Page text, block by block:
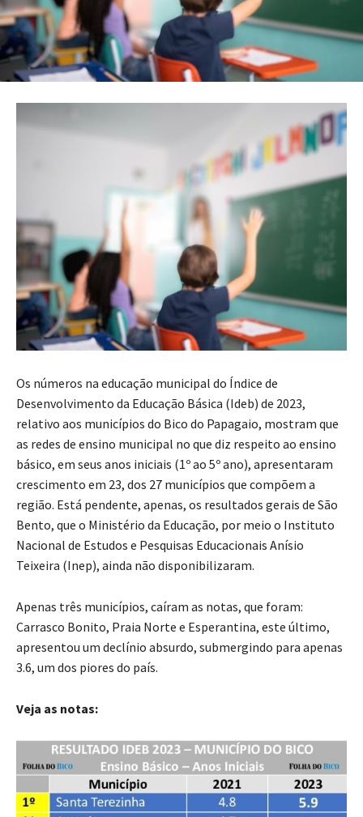
Os números na educação municipal do Índice de
Desenvolvimento da Educação Básica (Ideb) de 2023,
relativo aos municípios do Bico do Papagaio, mostram que
as redes de ensino municipal no que diz respeito ao ensino
básico, em seus anos iniciais (1º ao 5º ano), apresentaram
crescimento em 23, dos 27 municípios que compõem a
região. Está pendente, apenas, os resultados gerais de São
Bento, que o Ministério da Educação, por meio o Instituto
Nacional de Estudos e Pesquisas Educacionais Anísio
Teixeira (Inep), ainda não disponibilizaram.
Apenas três municípios, caíram as notas, que foram:
Carrasco Bonito, Praia Norte e Esperantina, este último,
apresentou um declínio absurdo, submergindo para apenas
3.6, um dos piores do país.
Veja as notas: